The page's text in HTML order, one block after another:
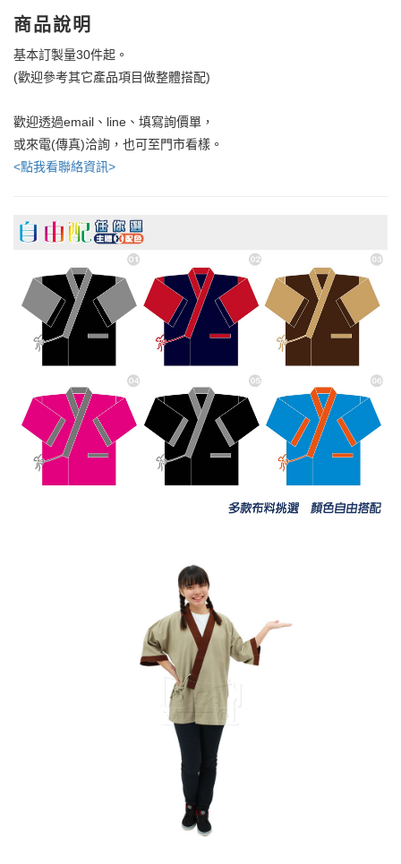
商品說明
基本訂製量30件起。
(歡迎參考其它產品項目做整體搭配)
歡迎透過email、line、填寫詢價單，
或來電(傳真)洽詢，也可至門市看樣。
<點我看聯絡資訊>